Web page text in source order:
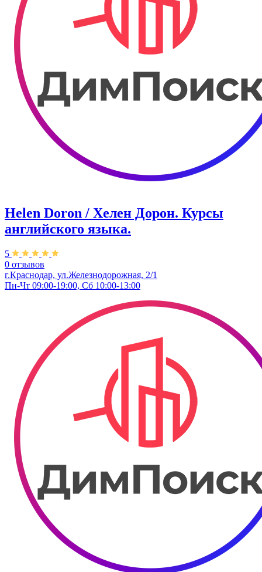
Helen Doron / Хелен Дорон. Курсы
английского языка.
5
0 отзывов
г.Краснодар, ул.Железнодорожная, 2/1
Пн-Чт 09:00-19:00, Сб 10:00-13:00